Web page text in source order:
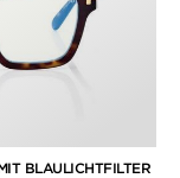
BLAULICHTFILTER